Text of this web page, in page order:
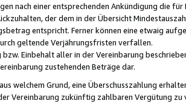
nach einer entsprechenden Ankündigung die
der dem in der Übersicht
entspricht. Ferner können eine etwaig
geltende Verjährungsfristen verfallen.
bzw. Einbehalt aller in der Vereinbarung
zustehenden Beträge dar.
welchem Grund, eine Überschusszahlung
Vereinbarung zukünftig zahlbaren Vergütung zu